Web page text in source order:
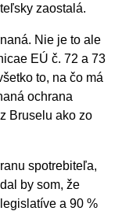
zaostalá.
Nie je to ale
EÚ č. 72 a 73
to, na čo má
ochrana
Bruselu ako zo
spotrebiteľa,
by som, že
a 90 %